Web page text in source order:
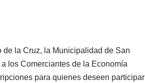
la Cruz, la Municipalidad de San
los Comerciantes de la Economía
para quienes deseen participar